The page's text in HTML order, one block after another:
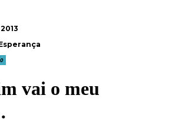
vai o meu